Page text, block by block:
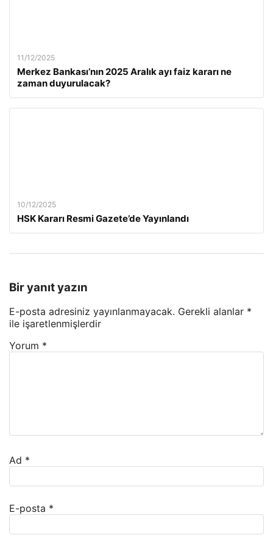
11/12/2025
Merkez Bankası’nın 2025 Aralık ayı faiz kararı ne
zaman duyurulacak?
10/12/2025
HSK Kararı Resmi Gazete’de Yayınlandı
Bir yanıt yazın
E-posta adresiniz yayınlanmayacak. Gerekli alanlar *
ile işaretlenmişlerdir
Yorum *
Ad *
E-posta *